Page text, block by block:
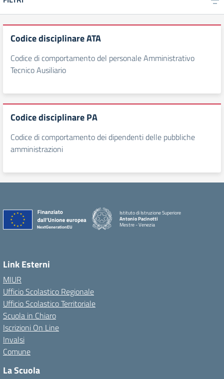
Codice disciplinare ATA
Codice di comportamento del personale Amministrativo
Tecnico Ausiliario
Codice disciplinare PA
Codice di comportamento dei dipendenti delle pubbliche
amministrazioni
Istituto di Istruzione Superiore
Antonio Pacinotti
Mestre - Venezia
Link Esterni
MIUR
Ufficio Scolastico Regionale
Ufficio Scolastico Territoriale
Scuola in Chiaro
Iscrizioni On Line
Invalsi
Comune
La Scuola